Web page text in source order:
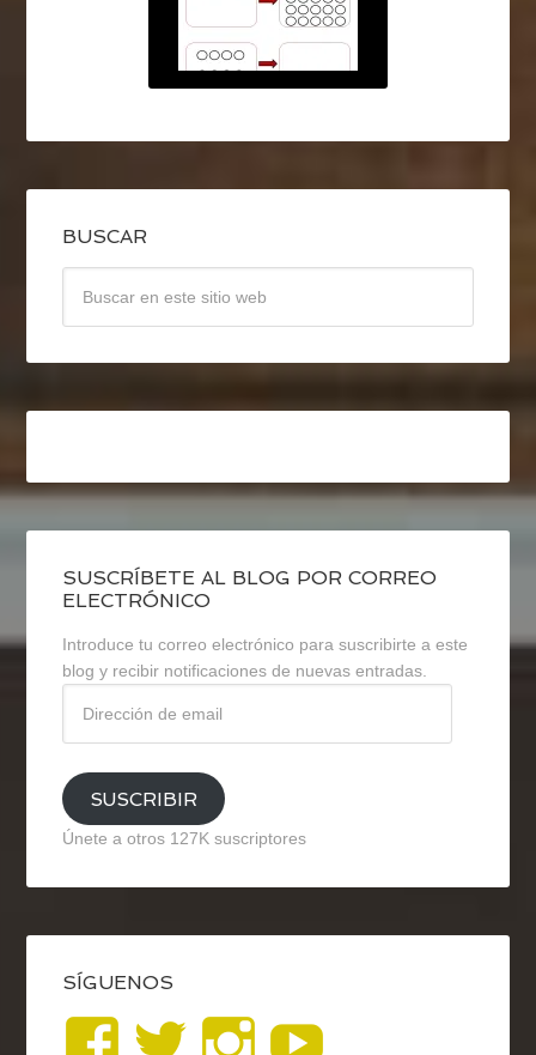
BUSCAR
SUSCRÍBETE AL BLOG POR CORREO
ELECTRÓNICO
Introduce tu correo electrónico para suscribirte a este
blog y recibir notificaciones de nuevas entradas.
email
SUSCRIBIR
Únete a otros 127K suscriptores
SÍGUENOS
VerVerVer